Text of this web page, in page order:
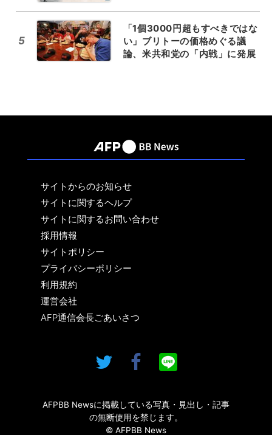
5
「1個3000円超もすべきではな
い」ブリトーの価格めぐる議
論、米共和党の「内戦」に発展
サイトからのお知らせ
サイトに関するヘルプ
サイトに関するお問い合わせ
採用情報
サイトポリシー
プライバシーポリシー
利用規約
運営会社
AFP通信会長ごあいさつ
AFPBB Newsに掲載している写真・見出し・記事
の無断使用を禁じます。
© AFPBB News